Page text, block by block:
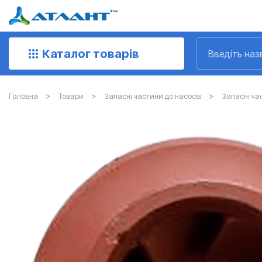
Каталог товарів
Головна Товари Запасні частини до насосів Запасні